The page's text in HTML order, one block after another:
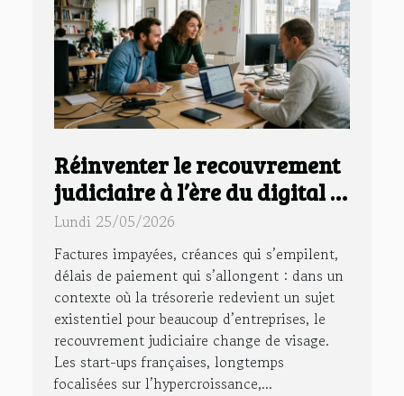
Réinventer le recouvrement
judiciaire à l’ère du digital :
l’exemple des start-ups
françaises
Lundi 25/05/2026
Factures impayées, créances qui s’empilent,
délais de paiement qui s’allongent : dans un
contexte où la trésorerie redevient un sujet
existentiel pour beaucoup d’entreprises, le
recouvrement judiciaire change de visage.
Les start-ups françaises, longtemps
focalisées sur l’hypercroissance,...